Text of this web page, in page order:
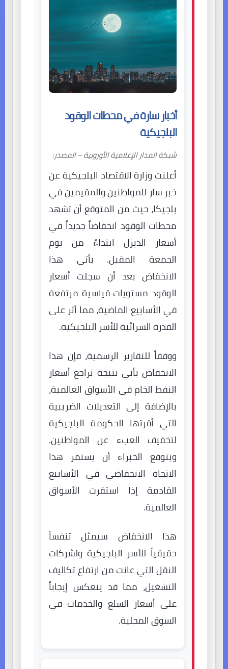
أخبار سارة في محطات الوقود
البلجيكية
شبكة المدار الإعلامية الأوروبية – المصدر:
أعلنت وزارة الاقتصاد البلجيكية عن
خبر سار للمواطنين والمقيمين في
بلجيكا، حيث من المتوقع أن تشهد
محطات الوقود انخفاضاً جديداً في
أسعار الديزل ابتداءً من يوم
الجمعة المقبل. يأتي هذا
الانخفاض بعد أن سجلت أسعار
الوقود مستويات قياسية مرتفعة
في الأسابيع الماضية، مما أثر على
القدرة الشرائية للأسر البلجيكية.
ووفقاً للتقارير الرسمية، فإن هذا
الانخفاض يأتي نتيجة تراجع أسعار
النفط الخام في الأسواق العالمية،
بالإضافة إلى التعديلات الضريبية
التي أقرتها الحكومة البلجيكية
لتخفيف العبء عن المواطنين.
ويتوقع الخبراء أن يستمر هذا
الاتجاه الانخفاضي في الأسابيع
القادمة إذا استقرت الأسواق
العالمية.
هذا الانخفاض سيمثل تنفساً
حقيقياً للأسر البلجيكية ولشركات
النقل التي عانت من ارتفاع تكاليف
التشغيل، مما قد ينعكس إيجاباً
على أسعار السلع والخدمات في
السوق المحلية.